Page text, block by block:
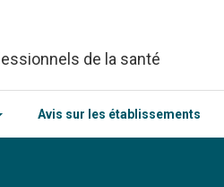
de la santé
Avis sur les établissements